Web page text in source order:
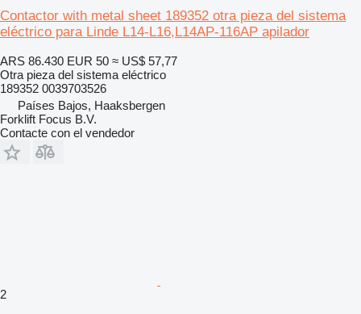
Contactor with metal sheet 189352 otra pieza del sistema
eléctrico para Linde L14-L16,L14AP-116AP apilador
ARS 86.430 EUR 50 ≈ US$ 57,77
Otra pieza del sistema eléctrico
189352 0039703526
Países Bajos, Haaksbergen
Forklift Focus B.V.
Contacte con el vendedor
2